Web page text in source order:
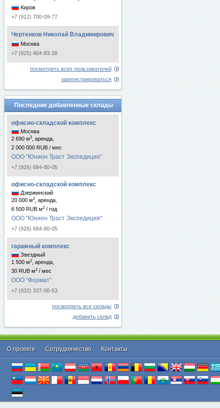
Киров
+7 (912) 700-09-77
Чертенков Николай Владимирович
Москва
+7 (925) 464-83-28
посмотреть всех пользователей
зарегистрироваться
Последние добавленные склады
офисно-складской комплекс
Москва
2 690 м2
, аренда,
2 000 000 RUB / мес
ООО "Юнион Траст Экспедиция"
+7 (926) 684-80-05
офисно-складской комплекс
Дзержинский
20 000 м2
, аренда,
6 500 RUB м2 / год
ООО "Юнион Траст Экспедиция"
+7 (926) 684-80-05
гаражный комплекс
Звездный
1 500 м2
, аренда,
30 RUB м2 / мес
ООО "Формат"
+7 (932) 337-00-53
посмотреть все склады
добавить склад
О проекте Cотрудничество Контакты